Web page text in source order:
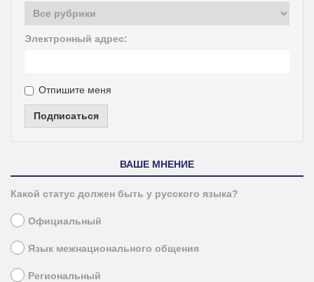
Электронный адрес:
Отпишите меня
Подписаться
ВАШЕ МНЕНИЕ
Какой статус должен быть у русского языка?
Официальный
Язык межнационального общения
Региональный